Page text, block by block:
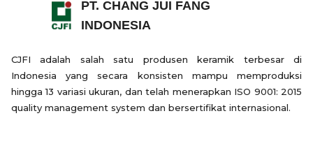
PT. CHANG JUI FANG
INDONESIA
CJFI adalah salah satu produsen keramik terbesar di
Indonesia yang secara konsisten mampu memproduksi
hingga 13 variasi ukuran, dan telah menerapkan ISO 9001: 2015
quality management system dan bersertifikat internasional.